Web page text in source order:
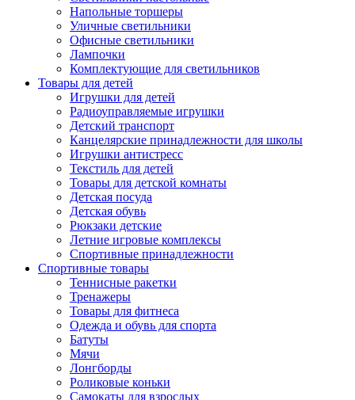
Напольные торшеры
Уличные светильники
Офисные светильники
Лампочки
Комплектующие для светильников
Товары для детей
Игрушки для детей
Радиоуправляемые игрушки
Детский транспорт
Канцелярские принадлежности для школы
Игрушки антистресс
Текстиль для детей
Товары для детской комнаты
Детская посуда
Детская обувь
Рюкзаки детские
Летние игровые комплексы
Спортивные принадлежности
Спортивные товары
Теннисные ракетки
Тренажеры
Товары для фитнеса
Одежда и обувь для спорта
Батуты
Мячи
Лонгборды
Роликовые коньки
Самокаты для взрослых